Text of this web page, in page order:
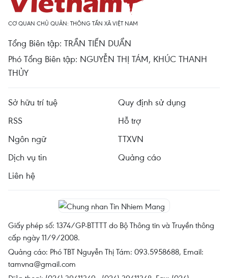
CƠ QUAN CHỦ QUẢN: THÔNG TẤN XÃ VIỆT NAM
Tổng Biên tập: TRẦN TIẾN DUẨN
Phó Tổng Biên tập: NGUYỄN THỊ TÁM, KHÚC THANH
THỦY
Sở hữu trí tuệ
Quy định sử dụng
RSS
Hỗ trợ
Ngôn ngữ
TTXVN
Dịch vụ tin
Quảng cáo
Liên hệ
Giấy phép số: 1374/GP-BTTTT do Bộ Thông tin và Truyền thông
cấp ngày 11/9/2008.
Quảng cáo: Phó TBT Nguyễn Thị Tám: 093.5958688, Email:
tamvna@gmail.com